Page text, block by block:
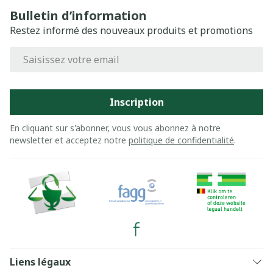
Bulletin d’information
Restez informé des nouveaux produits et promotions
Inscription
En cliquant sur s'abonner, vous vous abonnez à notre
newsletter et acceptez notre politique de confidentialité.
Liens légaux